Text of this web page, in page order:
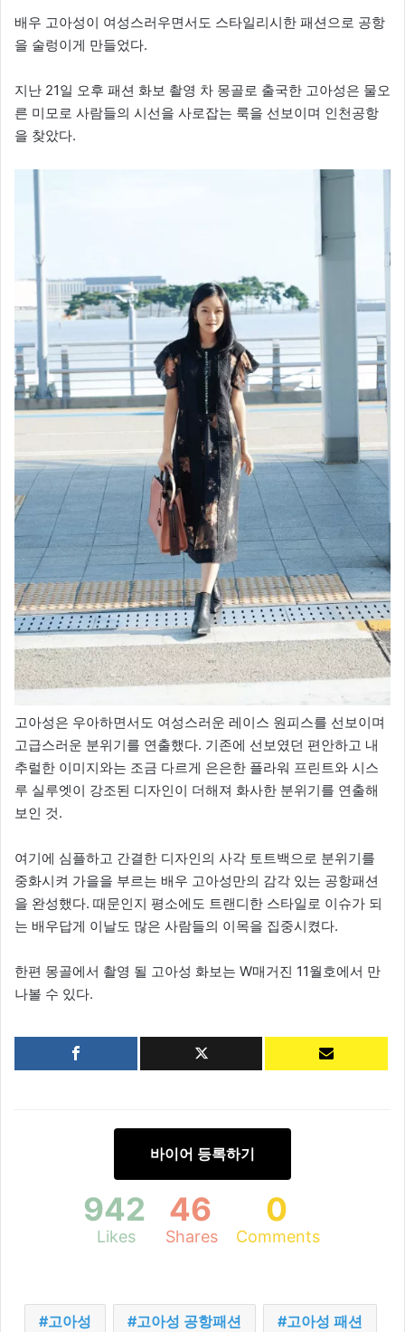
배우 고아성이 여성스러우면서도 스타일리시한 패션으로 공항
을 술렁이게 만들었다.
지난 21일 오후 패션 화보 촬영 차 몽골로 출국한 고아성은 물오
른 미모로 사람들의 시선을 사로잡는 룩을 선보이며 인천공항
을 찾았다.
고아성은 우아하면서도 여성스러운 레이스 원피스를 선보이며
고급스러운 분위기를 연출했다. 기존에 선보였던 편안하고 내
추럴한 이미지와는 조금 다르게 은은한 플라워 프린트와 시스
루 실루엣이 강조된 디자인이 더해져 화사한 분위기를 연출해
보인 것.
여기에 심플하고 간결한 디자인의 사각 토트백으로 분위기를
중화시켜 가을을 부르는 배우 고아성만의 감각 있는 공항패션
을 완성했다. 때문인지 평소에도 트랜디한 스타일로 이슈가 되
는 배우답게 이날도 많은 사람들의 이목을 집중시켰다.
한편 몽골에서 촬영 될 고아성 화보는 W매거진 11월호에서 만
나볼 수 있다.
바이어 등록하기
942
Likes
46
Shares
0
Comments
고아성 고아성 공항패션 고아성 패션